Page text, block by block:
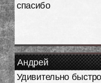
спасибо
Андрей
Удивительно